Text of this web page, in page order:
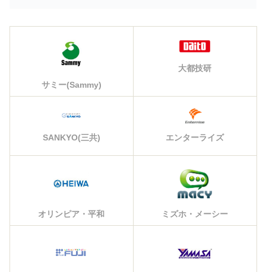
サミー(Sammy)
大都技研
SANKYO(三共) エンターライズ
オリンピア・平和 ミズホ・メーシー